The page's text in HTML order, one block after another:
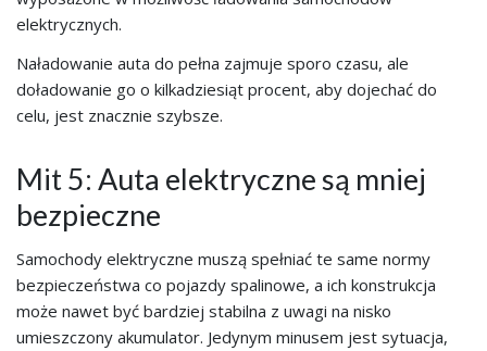
elektrycznych.
Naładowanie auta do pełna zajmuje sporo czasu, ale
doładowanie go o kilkadziesiąt procent, aby dojechać do
celu, jest znacznie szybsze.
Mit 5: Auta elektryczne są mniej
bezpieczne
Samochody elektryczne muszą spełniać te same normy
bezpieczeństwa co pojazdy spalinowe, a ich konstrukcja
może nawet być bardziej stabilna z uwagi na nisko
umieszczony akumulator. Jedynym minusem jest sytuacja,